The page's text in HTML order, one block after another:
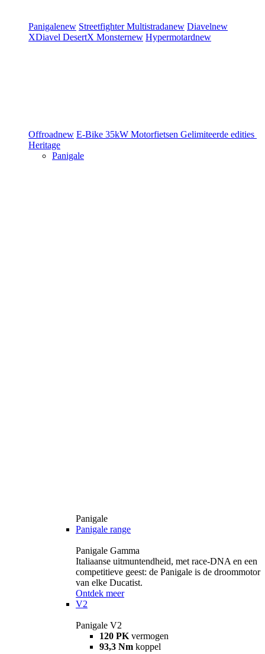
Panigalenew StreetfighterMultistradanew Diavelnew
XDiavel DesertX Monsternew Hypermotardnew
Offroadnew E-Bike 35kW Motorfietsen Gelimiteerde edities
Heritage
Panigale
Panigale
Panigale range
Panigale Gamma
Italiaanse uitmuntendheid, met race-DNA en een
competitieve geest: de Panigale is de droommotor
van elke Ducatist.
Ontdek meer
V2
Panigale V2
120 PK vermogen
93,3 Nm koppel